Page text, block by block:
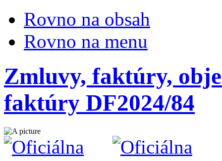
Rovno na obsah
Rovno na menu
Zmluvy, faktúry,
faktúry DF2024/84